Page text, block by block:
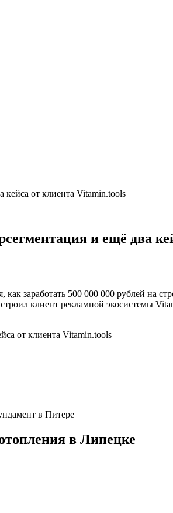
кейса от клиента Vitamin.tools
и ещё два
заработать 500 000 000 рублей на
клиент рекламной экосистемы
в Питере
в Липецке